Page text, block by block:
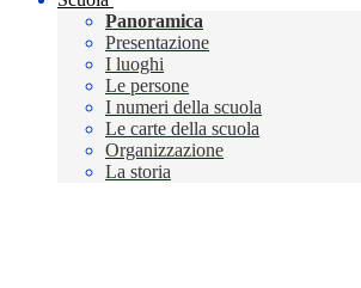
Panoramica
Presentazione
I luoghi
Le persone
I numeri della scuola
Le carte della scuola
Organizzazione
La storia